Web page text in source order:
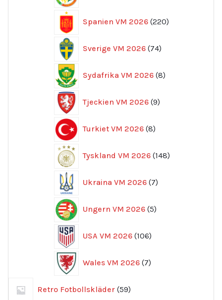
Spanien VM 2026 220
produkter
Sverige VM 2026 74
produkter
Sydafrika VM 2026 8
produkter
Tjeckien VM 2026 9
produkter
Turkiet VM 2026 8
produkter
Tyskland VM 2026 148
produkter
Ukraina VM 2026 7
produkter
Ungern VM 2026 5
produkter
USA VM 2026 106
produkter
Wales VM 2026 7
produkter
Retro Fotbollskläder 59
produkter